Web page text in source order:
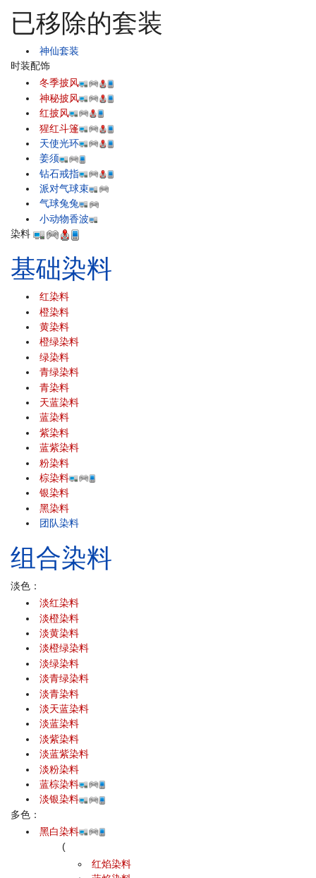
已移除的套装
神仙套装
时装配饰
冬季披风
神秘披风
红披风
猩红斗篷
天使光环
姜须
钻石戒指
派对气球束
气球兔兔
小动物香波
染料
基础染料
红染料
橙染料
黄染料
橙绿染料
绿染料
青绿染料
青染料
天蓝染料
蓝染料
紫染料
蓝紫染料
粉染料
棕染料
银染料
黑染料
团队染料
组合染料
淡色：
淡红染料
淡橙染料
淡黄染料
淡橙绿染料
淡绿染料
淡青绿染料
淡青染料
淡天蓝染料
淡蓝染料
淡紫染料
淡蓝紫染料
淡粉染料
蓝棕染料
淡银染料
多色：
黑白染料
(
红焰染料